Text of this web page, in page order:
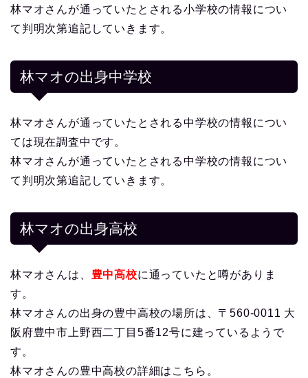
林マオさんが通っていたとされる小学校の情報につい
て判明次第追記していきます。
林マオの出身中学校
林マオさんが通っていたとされる中学校の情報につい
ては現在調査中です。
林マオさんが通っていたとされる中学校の情報につい
て判明次第追記していきます。
林マオの出身高校
林マオさんは、 豊中高校に通っていたと噂がありま
す。
林マオさんの出身の豊中高校の場所は、〒560-0011 大
阪府豊中市上野西二丁目5番12号に建っているようで
す。
林マオさんの豊中高校の詳細はこちら。